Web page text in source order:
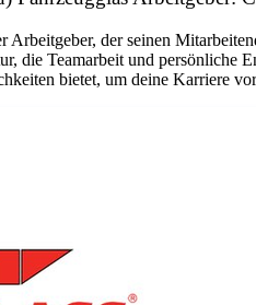
Arbeitgeber, der seinen
die Teamarbeit und
bietet, um deine Karriere